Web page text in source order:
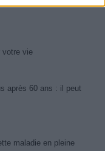
votre vie
après 60 ans : il peut
maladie en pleine